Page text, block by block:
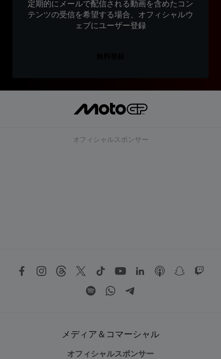
定期的にメールで配信される動画を含めたコン
テンツの受信を希望する場合、オフィシャルウ
ェブにユーザー登録
オフィシャルスポンサー
メディア＆コマーシャル
オフィシャルスポンサー